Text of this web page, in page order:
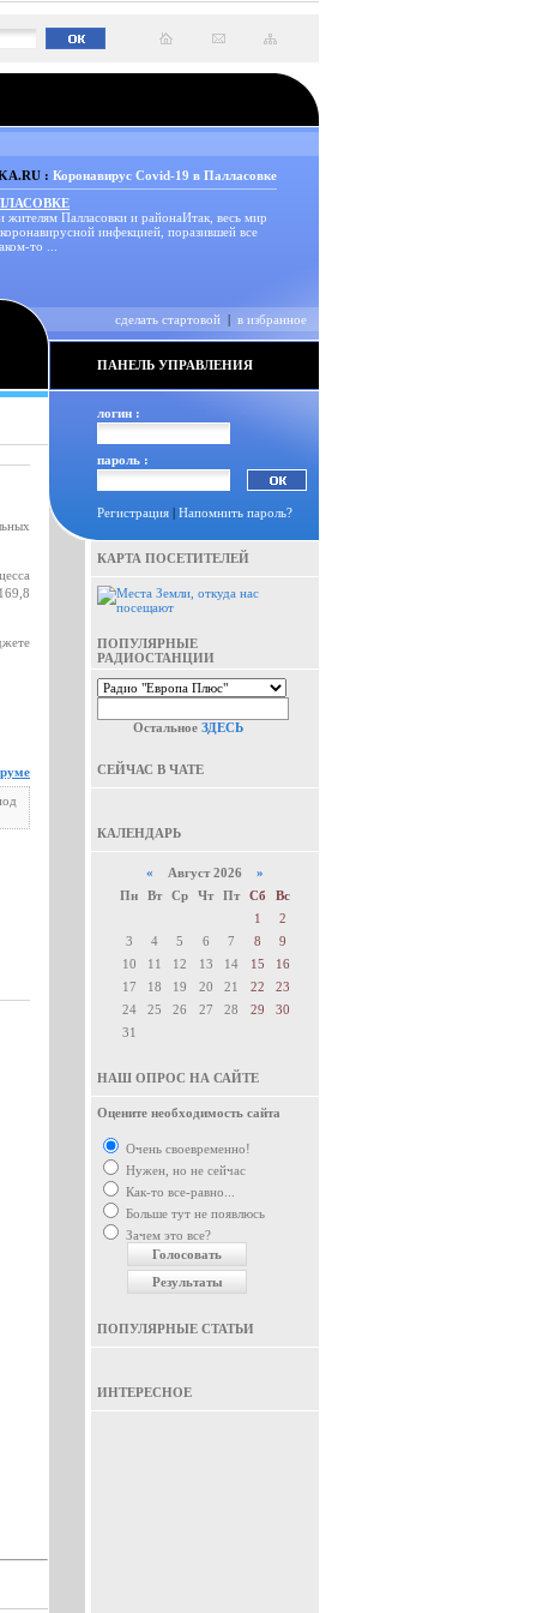
: Коронавирус Covid-19 в Палласовке
Палласовки и районаИтак, весь мир
инфекцией, поразившей все
то ...
сделать стартовой | в избранное
ПАНЕЛЬ УПРАВЛЕНИЯ
логин :
пароль :
Регистрация | Напомнить пароль?
КАРТА ПОСЕТИТЕЛЕЙ
ПОПУЛЯРНЫЕ
РАДИОСТАНЦИИ
Остальное ЗДЕСЬ
СЕЙЧАС В ЧАТЕ
КАЛЕНДАРЬ
« Август 2026 »
Пн
Вт Ср Чт Пт Сб
Вс
1
2
3
4 5 6 7 8
9
10
11 12 13 14 15
16
17
18 19 20 21 22
23
24
25 26 27 28 29
30
31
НАШ ОПРОС НА САЙТЕ
Оцените необходимость сайта
Очень своевременно!
Нужен, но не сейчас
Как-то все-равно...
Больше тут не появлюсь
Зачем это все?
ПОПУЛЯРНЫЕ СТАТЬИ
ИНТЕРЕСНОЕ